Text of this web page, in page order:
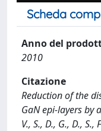
Scheda
Anno del
2010
Citazione
Reduction of the
GaN epi-layers by
V., S., D., G., D., S.,